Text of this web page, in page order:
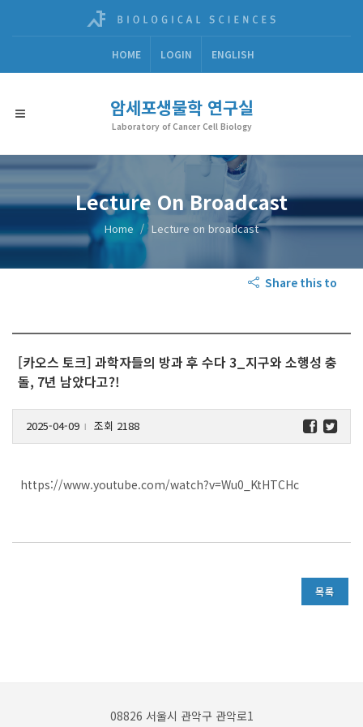
HOME LOGIN ENGLISH
암세포생물학 연구실
Laboratory of Cancer Cell Biology
Lecture On Broadcast
Home Lecture on broadcast
Share this to
[카오스 토크] 과학자들의 방과 후 수다 3_지구와 소행성 충
돌, 7년 남았다고?!
2025-04-09 l 조회 2188
https://www.youtube.com/watch?v=Wu0_KtHTCHc
목록
08826 서울시 관악구 관악로1